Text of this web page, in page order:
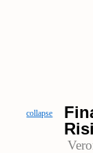
collapse